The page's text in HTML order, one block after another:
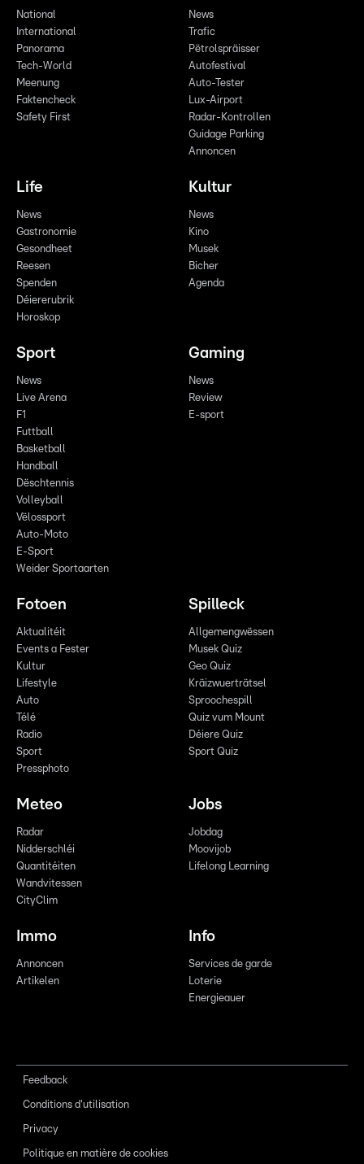
National
International
Panorama
Tech-World
Meenung
Faktencheck
Safety First
News
Trafic
Pëtrolspräisser
Autofestival
Auto-Tester
Lux-Airport
Radar-Kontrollen
Guidage Parking
Annoncen
Life
News
Gastronomie
Gesondheet
Reesen
Spenden
Déiererubrik
Horoskop
Kultur
News
Kino
Musek
Bicher
Agenda
Sport
News
Live Arena
F1
Futtball
Basketball
Handball
Dëschtennis
Volleyball
Vëlossport
Auto-Moto
E-Sport
Weider Sportaarten
Gaming
News
Review
E-sport
Fotoen
Aktualitéit
Events a Fester
Kultur
Lifestyle
Auto
Télé
Radio
Sport
Pressphoto
Spilleck
Allgemengwëssen
Musek Quiz
Geo Quiz
Kräizwuerträtsel
Sproochespill
Quiz vum Mount
Déiere Quiz
Sport Quiz
Meteo
Radar
Nidderschléi
Quantitéiten
Wandvitessen
CityClim
Jobs
Jobdag
Moovijob
Lifelong Learning
Immo
Annoncen
Artikelen
Info
Services de garde
Loterie
Energieauer
Feedback
Conditions d'utilisation
Privacy
Politique en matière de cookies